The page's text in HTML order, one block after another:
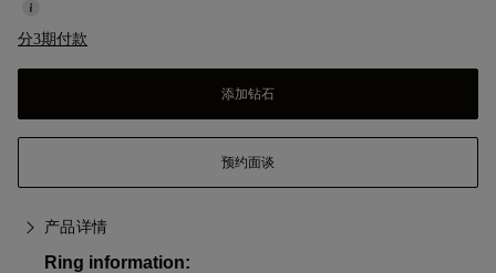
分3期付款
添加钻石
预约面谈
产品详情
Ring information: